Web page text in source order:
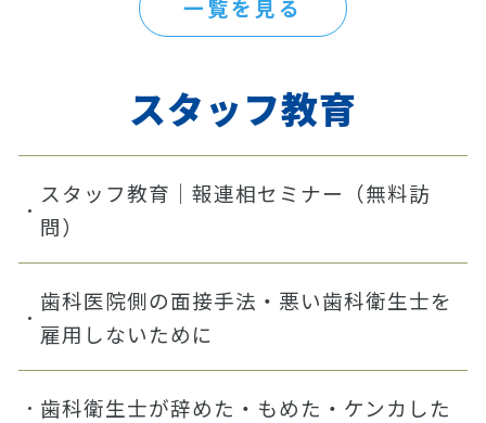
一覧を見る
スタッフ教育
スタッフ教育｜報連相セミナー（無料訪
問）
歯科医院側の面接手法・悪い歯科衛生士を
雇用しないために
歯科衛生士が辞めた・もめた・ケンカした